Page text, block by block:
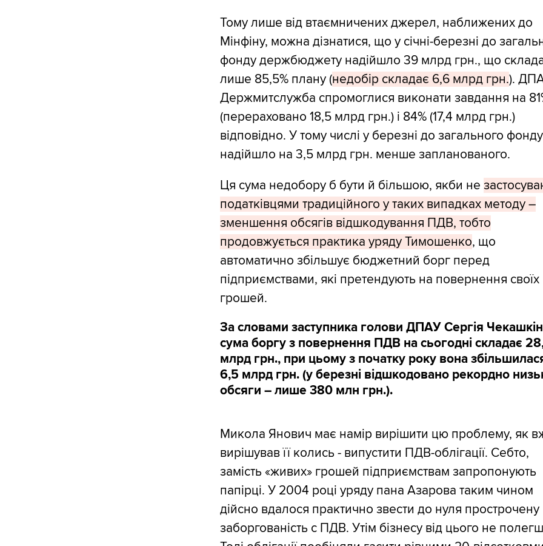
Тому лише від втаємничених джерел, наближених до
Мінфіну, можна дізнатися, що у січні-березні до
фонду держбюджету надійшло 39 млрд грн., що
лише 85,5% плану (недобір складає 6,6 млрд грн.).
Держмитслужба спромоглися виконати завдання на
(перераховано 18,5 млрд грн.) і 84% (17,4 млрд грн.)
відповідно. У тому числі у березні до загального фонду
надійшло на 3,5 млрд грн. менше запланованого.
Ця сума недобору б бути й більшою, якби не
податківцями традиційного у таких випадках методу –
зменшення обсягів відшкодування ПДВ, тобто
продовжується практика уряду Тимошенко, що
автоматично збільшує бюджетний борг перед
підприємствами, які претендують на повернення своїх
грошей.
За словами заступника голови ДПАУ Сергія
сума боргу з повернення ПДВ на сьогодні складає
млрд грн., при цьому з початку року вона
6,5 млрд грн. (у березні відшкодовано рекордно
обсяги – лише 380 млн грн.).
Микола Янович має намір вирішити цю проблему, як
вирішував її колись - випустити ПДВ-облігації. Себто,
замість «живих» грошей підприємствам запропонують
папірці. У 2004 році уряду пана Азарова таким чином
дійсно вдалося практично звести до нуля прострочену
заборгованість с ПДВ. Утім бізнесу від цього не